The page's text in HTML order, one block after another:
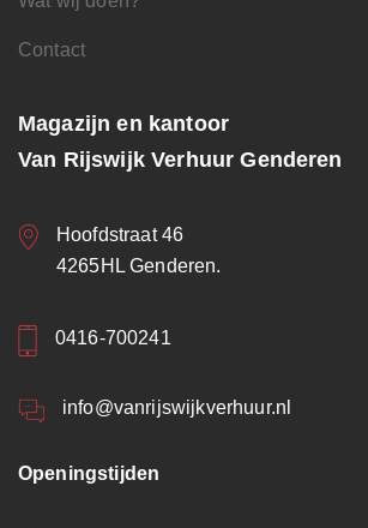
Contact
Magazijn en kantoor
Van Rijswijk Verhuur Genderen
Hoofdstraat 46
4265HL Genderen.
0416-700241
info@vanrijswijkverhuur.nl
Openingstijden